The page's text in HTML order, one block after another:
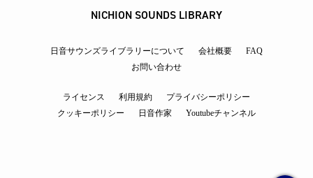
NICHION SOUNDS LIBRARY
日音サウンズライブラリーについて 会社概要
FAQ
お問い合わせ
ライセンス 利用規約
プライバシーポリシー
クッキーポリシー
日音作家 Youtubeチャンネル